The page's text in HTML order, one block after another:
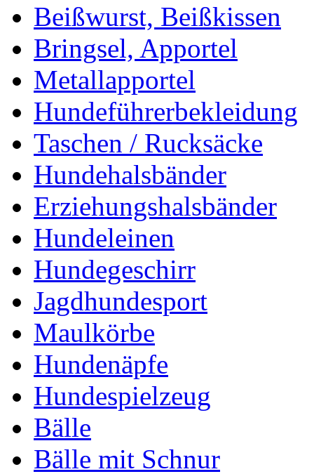
Beißwurst, Beißkissen
Bringsel, Apportel
Metallapportel
Hundeführerbekleidung
Taschen / Rucksäcke
Hundehalsbänder
Erziehungshalsbänder
Hundeleinen
Hundegeschirr
Jagdhundesport
Maulkörbe
Hundenäpfe
Hundespielzeug
Bälle
Bälle mit Schnur